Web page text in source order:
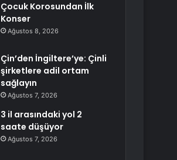
Çocuk Korosundan İlk
Konser
Ağustos 8, 2026
Çin’den İngiltere’ye: Çinli
şirketlere adil ortam
sağlayın
Ağustos 7, 2026
3 il arasındaki yol 2
saate düşüyor
Ağustos 7, 2026